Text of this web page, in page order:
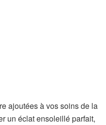
ajoutées à vos soins de la
un éclat ensoleillé parfait,